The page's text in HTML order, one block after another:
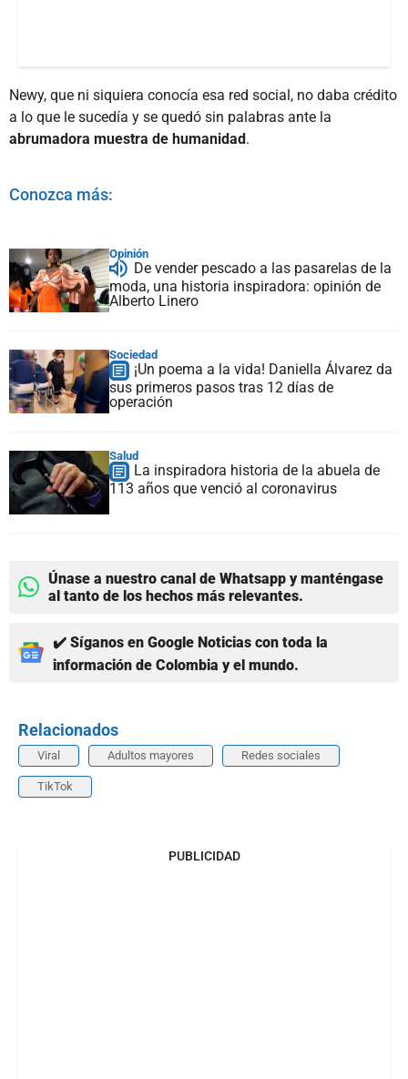
Newy, que ni siquiera conocía esa red social, no daba crédito
a lo que le sucedía y se quedó sin palabras ante la
abrumadora muestra de humanidad.
Conozca más:
Opinión
De vender pescado a las pasarelas de la
moda, una historia inspiradora: opinión de
Alberto Linero
Sociedad
¡Un poema a la vida! Daniella Álvarez da
sus primeros pasos tras 12 días de
operación
Salud
La inspiradora historia de la abuela de
113 años que venció al coronavirus
Únase a nuestro canal de Whatsapp y manténgase
al tanto de los hechos más relevantes.
✔️ Síganos en Google Noticias con toda la
información de Colombia y el mundo.
Relacionados
Viral Adultos mayores Redes sociales
TikTok
PUBLICIDAD